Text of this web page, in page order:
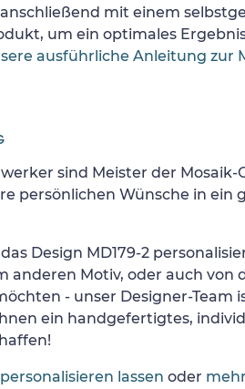
anschließend mit einem
um ein optimales
ausführliche Anleitung zur
sind Meister der Mosaik-
persönlichen Wünsche in ein
Design MD179-2
anderen Motiv, oder auch von
- unser Designer-Team
ein handgefertigtes,
lassen oder